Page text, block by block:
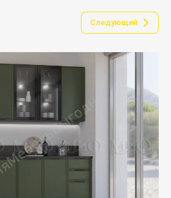
Следующий